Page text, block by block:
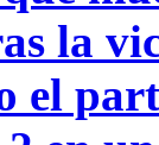
la
el